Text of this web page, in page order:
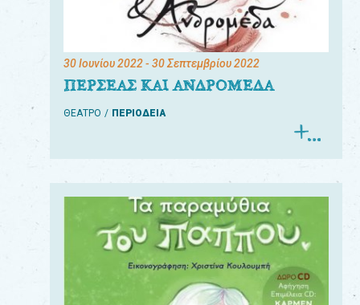
30 Ιουνίου 2022- 30 Σεπτεμβρίου 2022
ΠΕΡΣΕΑΣ ΚΑΙ ΑΝΔΡΟΜΕΔΑ
ΘΕΑΤΡΟ ΠΕΡΙΟΔΕΙΑ